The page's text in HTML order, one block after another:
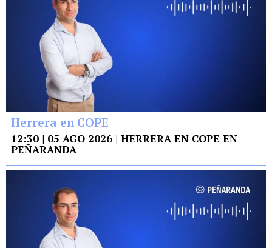
Herrera en COPE
12:30 | 05 AGO 2026 | HERRERA EN COPE EN
PEÑARANDA